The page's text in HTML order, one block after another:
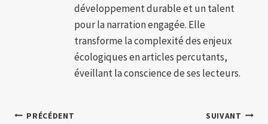
développement durable et un talent
pour la narration engagée. Elle
transforme la complexité des enjeux
écologiques en articles percutants,
éveillant la conscience de ses lecteurs.
Navigation
PRÉCÉDENT SUIVANT